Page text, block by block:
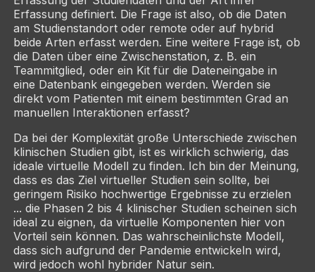
Erfassung definiert. Die Frage ist also, ob die Daten
am Studienstandort oder remote oder auf hybrid
beide Arten erfasst werden. Eine weitere Frage ist, ob
die Daten über eine Zwischenstation, z. B. ein
Teammitglied, oder ein Kit für die Dateneingabe in
eine Datenbank eingegeben werden. Werden sie
direkt vom Patienten mit einem bestimmten Grad an
manuellen Interaktionen erfasst?
Da bei der Komplexität große Unterschiede zwischen
klinischen Studien gibt, ist es wirklich schwierig, das
ideale virtuelle Modell zu finden. Ich bin der Meinung,
dass es das Ziel virtueller Studien sein sollte, bei
geringem Risiko hochwertige Ergebnisse zu erzielen
... die Phasen 2 bis 4 klinischer Studien scheinen sich
ideal zu eignen, da virtuelle Komponenten hier von
Vorteil sein können. Das wahrscheinlichste Modell,
dass sich aufgrund der Pandemie entwickeln wird,
wird jedoch wohl hybrider Natur sein.